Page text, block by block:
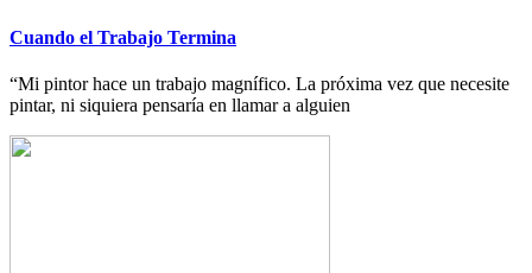
Cuando el Trabajo Termina
“Mi pintor hace un trabajo magnífico. La próxima vez que necesite
pintar, ni siquiera pensaría en llamar a alguien